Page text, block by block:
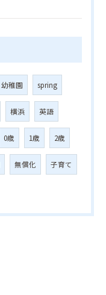
幼稚園 spring
横浜 英語
0歳 1歳 2歳
無償化 子育て